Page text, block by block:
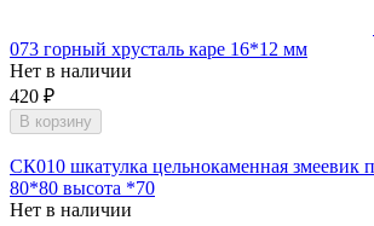
073 горный хрусталь каре 16*12 мм
Нет в наличии
420 ₽
В корзину
СК010 шкатулка цельнокаменная змеевик
80*80 высота *70
Нет в наличии